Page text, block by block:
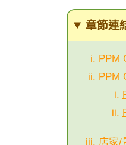
章節連
PPM
PPM
店家/